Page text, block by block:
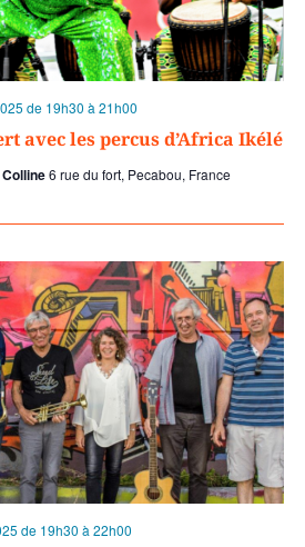
avec les percus d’Africa Ikélé
de 19h30 à 21h00
6 rue du fort, Pecabou, France
de 19h30 à 22h00